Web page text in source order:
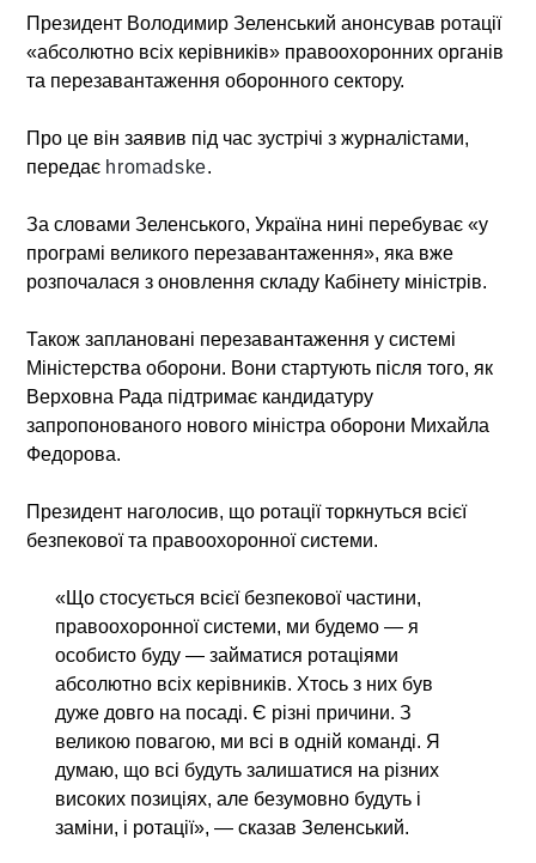
Президент Володимир Зеленський анонсував ротації
«абсолютно всіх керівників» правоохоронних органів
та перезавантаження оборонного сектору.
Про це він заявив під час зустрічі з журналістами,
передає hromadske.
За словами Зеленського, Україна нині перебуває «у
програмі великого перезавантаження», яка вже
розпочалася з оновлення складу Кабінету міністрів.
Також заплановані перезавантаження у системі
Міністерства оборони. Вони стартують після того, як
Верховна Рада підтримає кандидатуру
запропонованого нового міністра оборони Михайла
Федорова.
Президент наголосив, що ротації торкнуться всієї
безпекової та правоохоронної системи.
«Що стосується всієї безпекової частини,
правоохоронної системи, ми будемо — я
особисто буду — займатися ротаціями
абсолютно всіх керівників. Хтось з них був
дуже довго на посаді. Є різні причини. З
великою повагою, ми всі в одній команді. Я
думаю, що всі будуть залишатися на різних
високих позиціях, але безумовно будуть і
заміни, і ротації», — сказав Зеленський.